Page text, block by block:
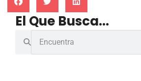
El Que Busca...